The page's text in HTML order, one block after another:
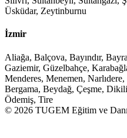
Üsküdar, Zeytinburnu
İzmir
Aliağa, Balçova, Bayındır,
Gaziemir, Güzelbahçe,
Menderes, Menemen,
Bergama, Beydağ, Çeşme,
Ödemiş, Tire
© 2026 TUGEM Eğitim ve